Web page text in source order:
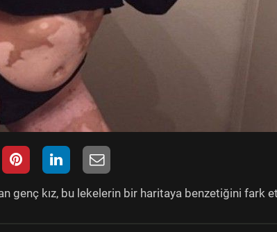
genç kız, bu lekelerin bir haritaya benzetiğini fark